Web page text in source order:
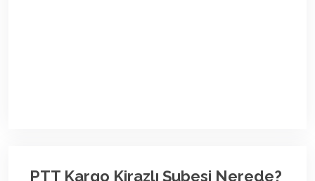
PTT Kargo Kirazlı Şubesi Nerede?